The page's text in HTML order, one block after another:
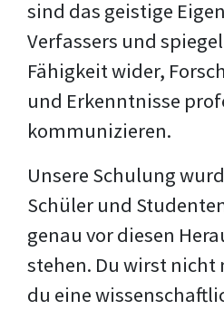
sind das geistige
Verfassers und
Fähigkeit wider,
und Erkenntnisse
kommunizieren.
Unsere Schulung
Schüler und
genau vor diesen
stehen. Du wirst nicht
du eine